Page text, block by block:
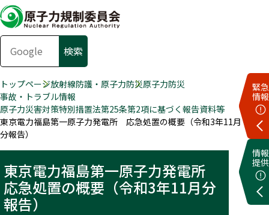
緊急
情報
情報
提供
トップページ放射線防護・原子力防災原子力防災
事故・トラブル情報
原子力災害対策特別措置法第25条第2項に基づく報告資料等
東京電力福島第一原子力発電所 応急処置の概要（令和3年11月
分報告）
東京電力福島第一原子力発電所
応急処置の概要（令和3年11月分
報告）